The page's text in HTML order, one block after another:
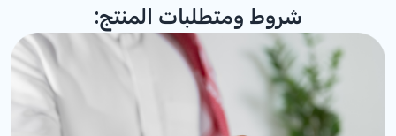
شروط ومتطلبات المنتج: